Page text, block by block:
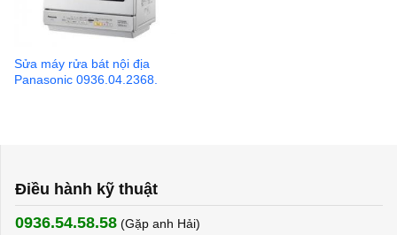
Sửa máy rửa bát nội địa
Panasonic 0936.04.2368.
Điều hành kỹ thuật
0936.54.58.58 (Gặp anh Hải) ​